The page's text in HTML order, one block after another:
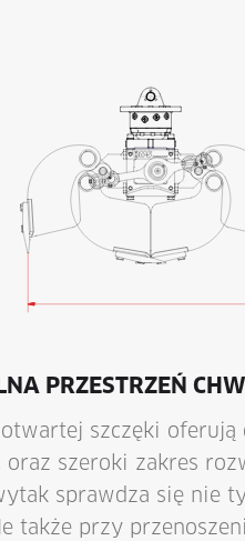
PRZESTRZEŃ
szczęki oferują
oraz szeroki zakres
sprawdza się nie
także przy